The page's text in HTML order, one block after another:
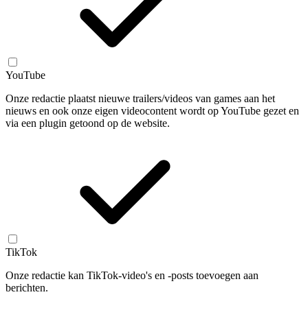
YouTube
Onze redactie plaatst nieuwe trailers/videos van games aan het
nieuws en ook onze eigen videocontent wordt op YouTube gezet en
via een plugin getoond op de website.
TikTok
Onze redactie kan TikTok-video's en -posts toevoegen aan
berichten.